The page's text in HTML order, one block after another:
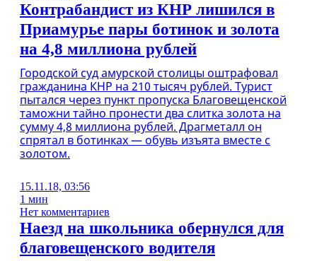
Контрабандист из КНР лишился в
Приамурье пары ботинок и золота
на 4,8 миллиона рублей
Городской суд амурской столицы оштрафовал
гражданина КНР на 210 тысяч рублей. Турист
пытался через пункт пропуска Благовещенской
таможни тайно пронести два слитка золота на
сумму 4,8 миллиона рублей. Драгметалл он
спрятал в ботинках — обувь изъята вместе с
золотом.
15.11.18, 03:56
1 мин
Нет комментариев
Наезд на школьника обернулся для
благовещенского водителя